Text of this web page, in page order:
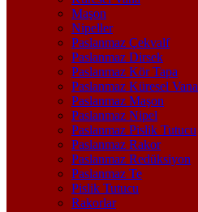
Maşon
Nipeller
Paslanmaz Çekvalf
Paslanmaz Dirsek
Paslanmaz Kör Tapa
Paslanmaz Küresel Vana
Paslanmaz Maşon
Paslanmaz Nipel
Paslanmaz Pislik Tutucu
Paslanmaz Rakor
Paslanmaz Redüksiyon
Paslanmaz Te
Pislik Tutucu
Rakorlar